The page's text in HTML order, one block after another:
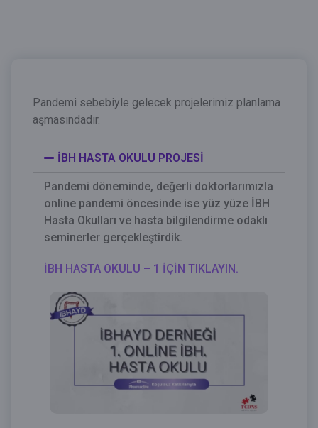
Pandemi sebebiyle gelecek projelerimiz planlama
aşmasındadır.
İBH HASTA OKULU PROJESİ
Pandemi döneminde, değerli doktorlarımızla
online pandemi öncesinde ise yüz yüze İBH
Hasta Okulları ve hasta bilgilendirme odaklı
seminerler gerçekleştirdik.
İBH HASTA OKULU – 1 İÇİN TIKLAYIN.